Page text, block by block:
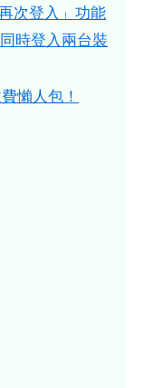
次登入」功能
時登入兩台裝
懶人包！